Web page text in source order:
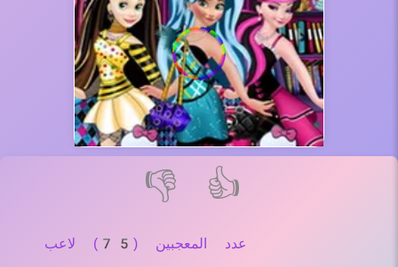
👍
👎
عدد المعجبين (75) لاعب